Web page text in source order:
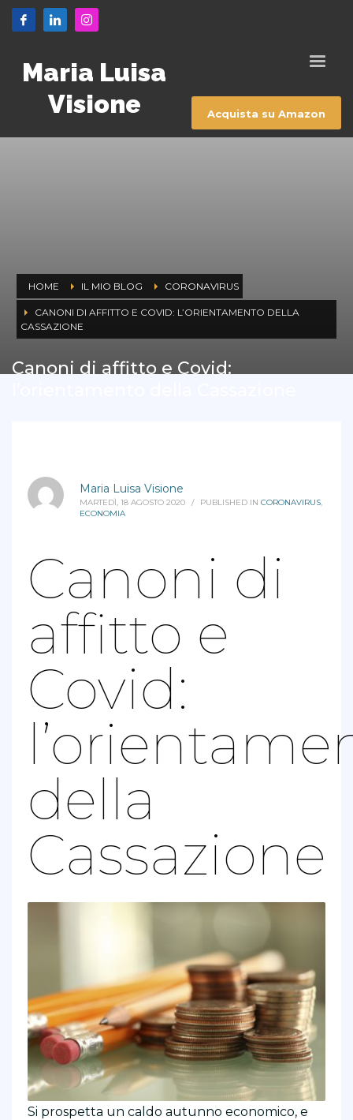
Maria Luisa
Visione
Acquista su Amazon
HOME IL MIO BLOG CORONAVIRUS
CANONI DI AFFITTO E COVID: L’ORIENTAMENTO DELLA
CASSAZIONE
Canoni di affitto e Covid:
Maria Luisa Visione
MARTEDÌ, 18 AGOSTO 2020 / PUBLISHED IN CORONAVIRUS
ECONOMIA
Canoni di
affitto e
Covid:
della
Cassazione
Si prospetta un caldo autunno economico, e